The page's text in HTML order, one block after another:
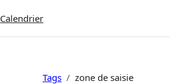
Calendrier
Tags zone de saisie